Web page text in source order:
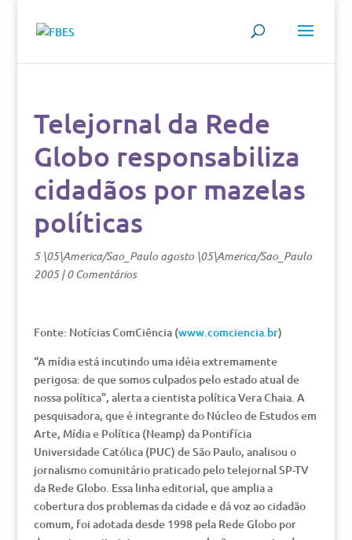
Telejornal da Rede
Globo responsabiliza
cidadãos por mazelas
políticas
5 \05\America/Sao_Paulo agosto \05\America/Sao_Paulo
2005|0 Comentários
Fonte: Notícias ComCiência (www.comciencia.br)
“A mídia está incutindo uma idéia extremamente
perigosa: de que somos culpados pelo estado atual de
nossa política”, alerta a cientista política Vera Chaia. A
pesquisadora, que é integrante do Núcleo de Estudos em
Arte, Mídia e Política (Neamp) da Pontifícia
Universidade Católica (PUC) de São Paulo, analisou o
jornalismo comunitário praticado pelo telejornal SP-TV
da Rede Globo. Essa linha editorial, que amplia a
cobertura dos problemas da cidade e dá voz ao cidadão
comum, foi adotada desde 1998 pela Rede Globo por